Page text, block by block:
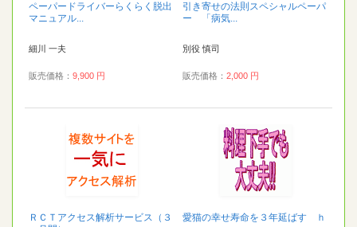
ペーパードライバーらくらく脱出
マニュアル...
細川 一夫
販売価格： 9,900 円
引き寄せの法則スペシャルペーパ
ー 「病気...
別役 慎司
販売価格： 2,000 円
ＲＣＴアクセス解析サービス（３
愛猫の幸せ寿命を３年延ばす ｈ